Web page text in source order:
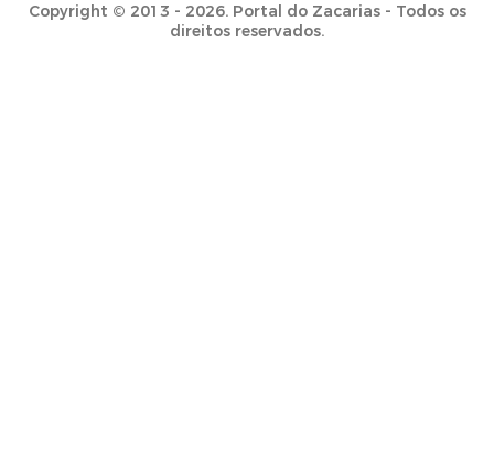
Copyright © 2013 - 2026. Portal do Zacarias - Todos os
direitos reservados.